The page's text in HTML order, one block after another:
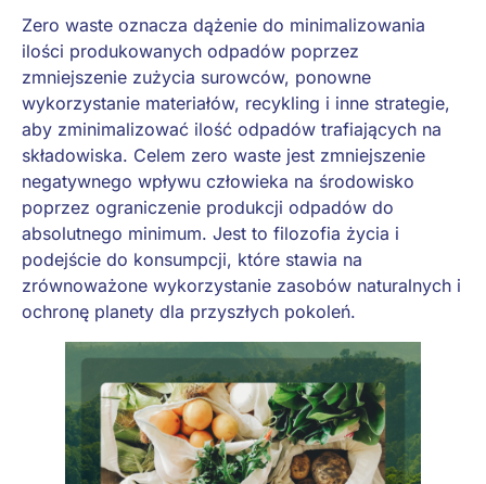
Zero waste oznacza dążenie do minimalizowania
ilości produkowanych odpadów poprzez
zmniejszenie zużycia surowców, ponowne
wykorzystanie materiałów, recykling i inne strategie,
aby zminimalizować ilość odpadów trafiających na
składowiska. Celem zero waste jest zmniejszenie
negatywnego wpływu człowieka na środowisko
poprzez ograniczenie produkcji odpadów do
absolutnego minimum. Jest to filozofia życia i
podejście do konsumpcji, które stawia na
zrównoważone wykorzystanie zasobów naturalnych i
ochronę planety dla przyszłych pokoleń.